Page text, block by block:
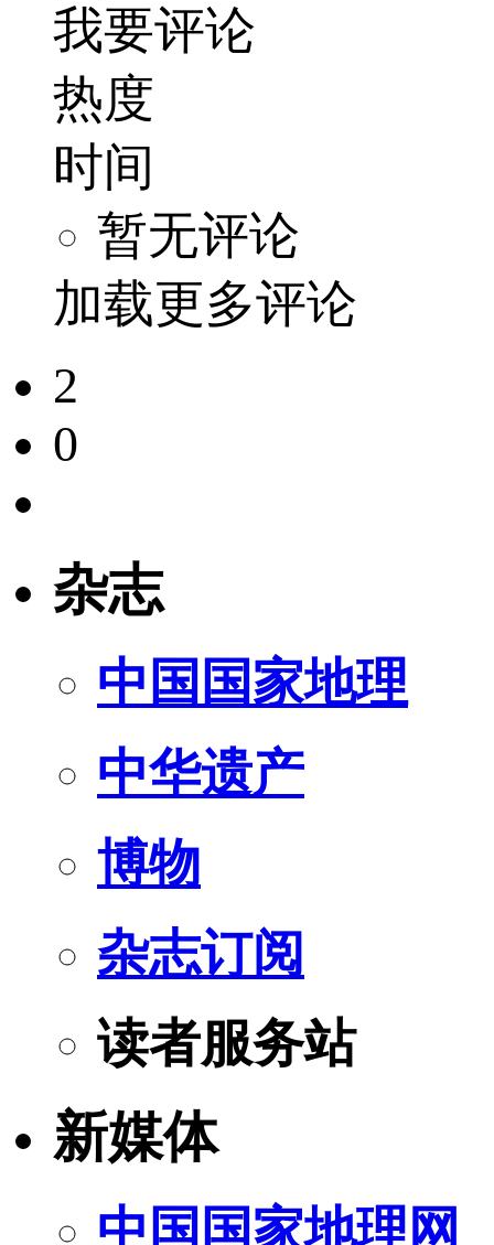
我要评论
热度
时间
暂无评论
加载更多评论
2
0
杂志
中国国家地理
中华遗产
博物
杂志订阅
读者服务站
新媒体
中国国家地理网